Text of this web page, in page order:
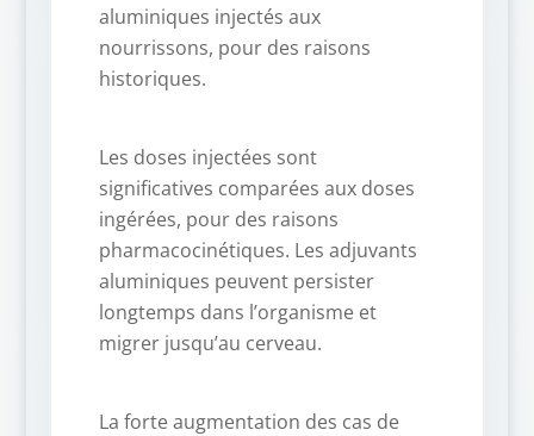
aluminiques injectés aux
nourrissons, pour des raisons
historiques.
Les doses injectées sont
significatives comparées aux doses
ingérées, pour des raisons
pharmacocinétiques. Les adjuvants
aluminiques peuvent persister
longtemps dans l’organisme et
migrer jusqu’au cerveau.
La forte augmentation des cas de